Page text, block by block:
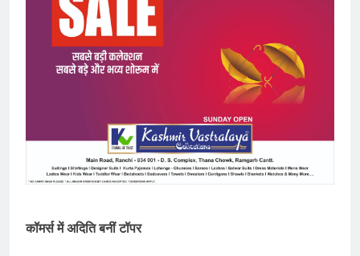
कॉमर्स में अदिति बनीं टॉपर